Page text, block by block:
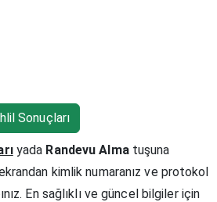
Sonuçları
yada Randevu Almatuşuna
kimlik numaranız ve protokol
En sağlıklı ve güncel bilgiler için